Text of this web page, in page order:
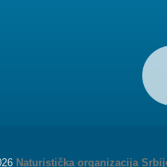
Naturistička organizacija